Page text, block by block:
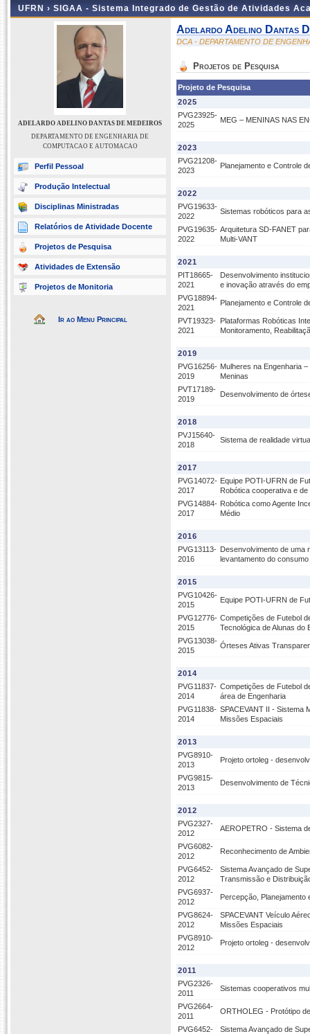
UFRN › SIGAA - Sistema Integrado de Gestão de Atividades
ADELARDO ADELINO DANTAS DE MEDEIROS
DEPARTAMENTO DE ENGENHARIA DE
COMPUTACAO E AUTOMACAO
Perfil Pessoal
Produção Intelectual
Disciplinas Ministradas
Relatórios de Atividade Docente
Projetos de Pesquisa
Atividades de Extensão
Projetos de Monitoria
Ir ao Menu Principal
Adelardo Adelino Dantas
DCA - DEPARTAMENTO DE
Projetos de Pesquisa
Projeto de Pesquisa
2025
PVG23925-
2025
MEG – MENINAS NAS
2023
PVG21208-
2023
Planejamento e Controle
2022
PVG19633-
2022
Sistemas robóticos para
PVG19635-
2022
Arquitetura SD-FANET
Multi-VANT
2021
PIT18665-
2021
Desenvolvimento
e inovação através do
PVG18894-
2021
Planejamento e Controle
PVT19323-
2021
Plataformas Robóticas
Monitoramento,
2019
PVG16256-
2019
Mulheres na Engenharia
Meninas
PVT17189-
2019
Desenvolvimento de
2018
PVJ15640-
2018
Sistema de realidade
2017
PVG14072-
2017
Equipe POTI-UFRN de
Robótica cooperativa e
PVG14884-
2017
Robótica como Agente
Médio
2016
PVG13113-
2016
Desenvolvimento de uma
levantamento do
2015
PVG10426-
2015
Equipe POTI-UFRN de
PVG12776-
2015
Competições de Futebol
Tecnológica de Alunas do
PVG13038-
2015
Órteses Ativas
2014
PVG11837-
2014
Competições de Futebol
área de Engenharia
PVG11838-
2014
SPACEVANT II - Sistema
Missões Espaciais
2013
PVG8910-
2013
Projeto ortoleg -
PVG9815-
2013
Desenvolvimento de
2012
PVG2327-
2012
AEROPETRO - Sistema
PVG6082-
2012
Reconhecimento de
PVG6452-
2012
Sistema Avançado de
Transmissão e
PVG6937-
2012
Percepção, Planejamento
PVG8624-
2012
SPACEVANT Veículo
Missões Espaciais
PVG8910-
2012
Projeto ortoleg -
2011
PVG2326-
2011
Sistemas cooperativos
PVG2664-
2011
ORTHOLEG - Protótipo
PVG6452-
Sistema Avançado de